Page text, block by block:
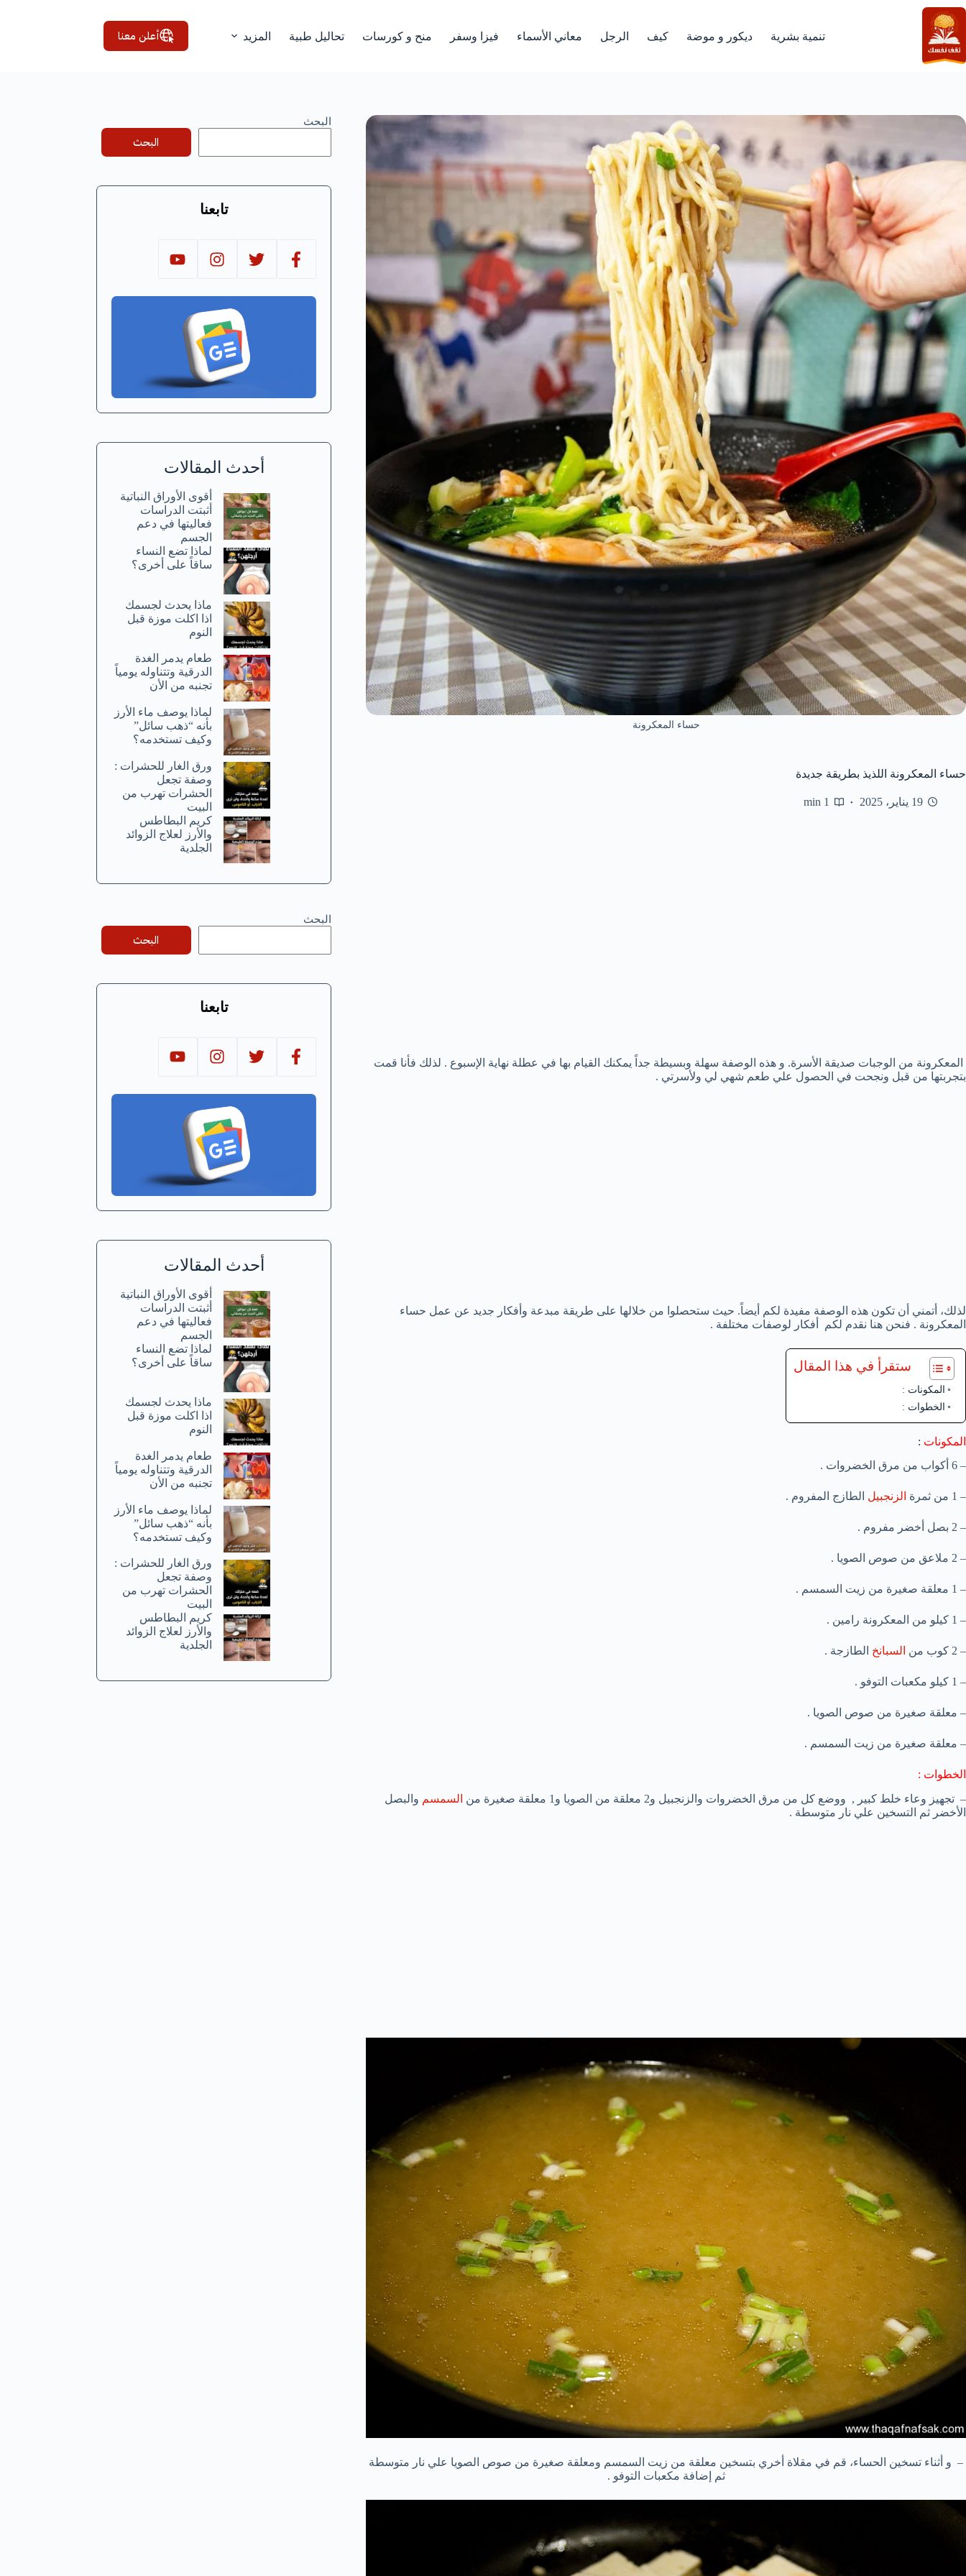
التجاوز
إلى
المحتوى
تنمية بشرية ديكور و موضة كيف الرجل معاني الأسماء فيزا وسفر منح و كورسات تحاليل طبية المزيد أعلن معنا
حساء المعكرونة
حساء المعكرونة اللذيذ بطريقة جديدة
19 يناير، 2025 1 min
المعكرونة من الوجبات صديقة الأسرة. و هذه الوصفة سهلة وبسيطة جداً يمكنك القيام بها في عطلة نهاية الإسبوع . لذلك فأنا قمت
بتجربتها من قبل ونجحت في الحصول علي طعم شهي لي ولأسرتي .
لذلك، أتمني أن تكون هذه الوصفة مفيدة لكم أيضاً. حيث ستحصلوا من خلالها على طريقة مبدعة وأفكار جديد عن عمل حساء
المعكرونة . فنحن هنا نقدم لكم أفكار لوصفات مختلفة .
ستقرأ في هذا المقال
المكونات :
الخطوات :
المكونات :
– 6 أكواب من مرق الخضروات .
– 1 من ثمرة الزنجبيل الطازج المفروم .
– 2 بصل أخضر مفروم .
– 2 ملاعق من صوص الصويا .
– 1 معلقة صغيرة من زيت السمسم .
– 1 كيلو من المعكرونة رامين .
– 2 كوب من السبانخ الطازجة .
– 1 كيلو مكعبات التوفو .
– معلقة صغيرة من صوص الصويا .
– معلقة صغيرة من زيت السمسم .
الخطوات :
– تجهيز وعاء خلط كبير , ووضع كل من مرق الخضروات والزنجبيل و2 معلقة من الصويا و1 معلقة صغيرة من
السمسم والبصل
الأخضر ثم التسخين علي نار متوسطة .
– و أثناء تسخين الحساء، قم في مقلاة أخري بتسخين معلقة من زيت السمسم ومعلقة صغيرة من صوص الصويا علي نار متوسطة
ثم إضافة مكعبات التوفو .
البحث
البحث
تابعنا
أحدث المقالات
أقوى الأوراق النباتية
أثبتت الدراسات
فعاليتها في دعم
الجسم
لماذا تضع النساء
ساقاً على أخرى؟
ماذا يحدث لجسمك
اذا اكلت موزة قبل
النوم
طعام يدمر الغدة
الدرقية وتتناوله يومياً
تجنبه من الأن
لماذا يوصف ماء الأرز
بأنه “ذهب سائل”
وكيف تستخدمه؟
ورق الغار للحشرات :
وصفة تجعل
الحشرات تهرب من
البيت
كريم البطاطس
والأرز لعلاج الزوائد
الجلدية
البحث
البحث
تابعنا
أحدث المقالات
أقوى الأوراق النباتية
أثبتت الدراسات
فعاليتها في دعم
الجسم
لماذا تضع النساء
ساقاً على أخرى؟
ماذا يحدث لجسمك
اذا اكلت موزة قبل
النوم
طعام يدمر الغدة
الدرقية وتتناوله يومياً
تجنبه من الأن
لماذا يوصف ماء الأرز
بأنه “ذهب سائل”
وكيف تستخدمه؟
ورق الغار للحشرات :
وصفة تجعل
الحشرات تهرب من
البيت
كريم البطاطس
والأرز لعلاج الزوائد
الجلدية